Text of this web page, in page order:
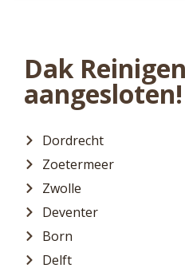
Dak
aangesloten!
Dordrecht
Zoetermeer
Zwolle
Deventer
Born
Delft